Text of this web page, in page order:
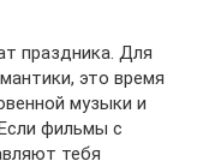
праздника. Для
это время
музыки и
фильмы с
тебя